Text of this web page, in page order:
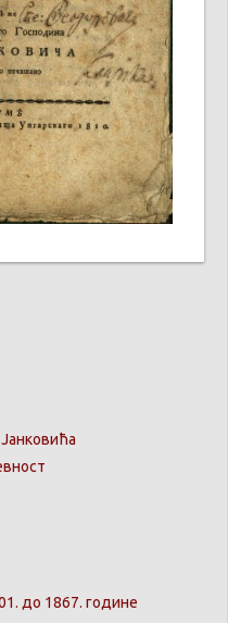
до 1867. године